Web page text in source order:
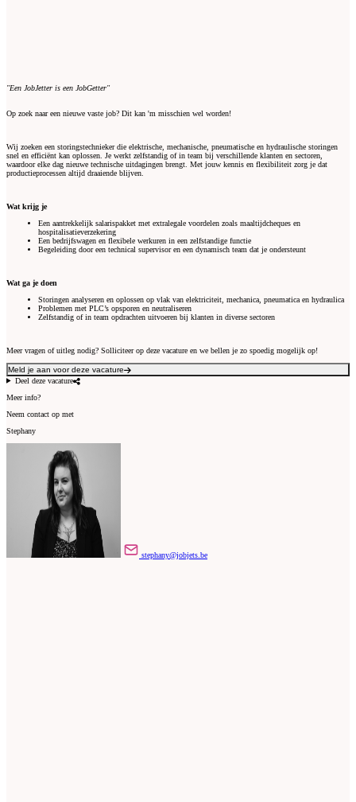
"Een JobJetter is een JobGetter"
Op zoek naar een nieuwe vaste job? Dit kan 'm misschien wel worden!
Wij zoeken een storingstechnieker die elektrische, mechanische, pneumatische en hydraulische storingen
snel en efficiënt kan oplossen. Je werkt zelfstandig of in team bij verschillende klanten en sectoren,
waardoor elke dag nieuwe technische uitdagingen brengt. Met jouw kennis en flexibiliteit zorg je dat
productieprocessen altijd draaiende blijven.
Wat krijg je
Een aantrekkelijk salarispakket met extralegale voordelen zoals maaltijdcheques en
hospitalisatieverzekering
Een bedrijfswagen en flexibele werkuren in een zelfstandige functie
Begeleiding door een technical supervisor en een dynamisch team dat je ondersteunt
Wat ga je doen
Storingen analyseren en oplossen op vlak van elektriciteit, mechanica, pneumatica en hydraulica
Problemen met PLC’s opsporen en neutraliseren
Zelfstandig of in team opdrachten uitvoeren bij klanten in diverse sectoren
Meer vragen of uitleg nodig? Solliciteer op deze vacature en we bellen je zo spoedig mogelijk op!
Meld je aan voor deze vacature
Deel deze vacature
Meer info?
Neem contact op met
Stephany
stephany@jobjets.be